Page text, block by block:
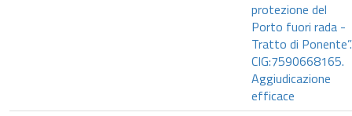
protezione del
Porto fuori rada -
Tratto di Ponente”.
CIG:7590668165.
Aggiudicazione
efficace